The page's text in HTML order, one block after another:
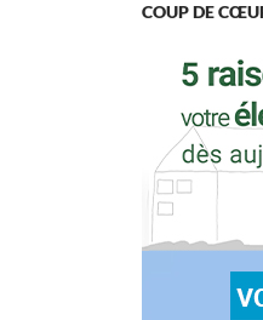
COUP DE